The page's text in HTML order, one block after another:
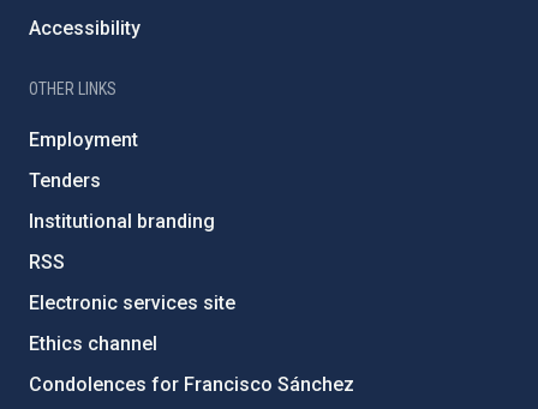
Accessibility
OTHER LINKS
Employment
Tenders
Institutional branding
RSS
Electronic services site
Ethics channel
Condolences for Francisco Sánchez